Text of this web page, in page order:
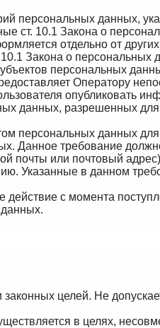
персональных данных,
ст. 10.1 Закона о
отдельно от других
Закона о персональных
персональных
Оператору
опубликовать
данных, разрешенных для
персональных данных для
Данное требование
почты или почтовый адрес)
Указанные в данном
действие с момента
целей. Не
в целях,